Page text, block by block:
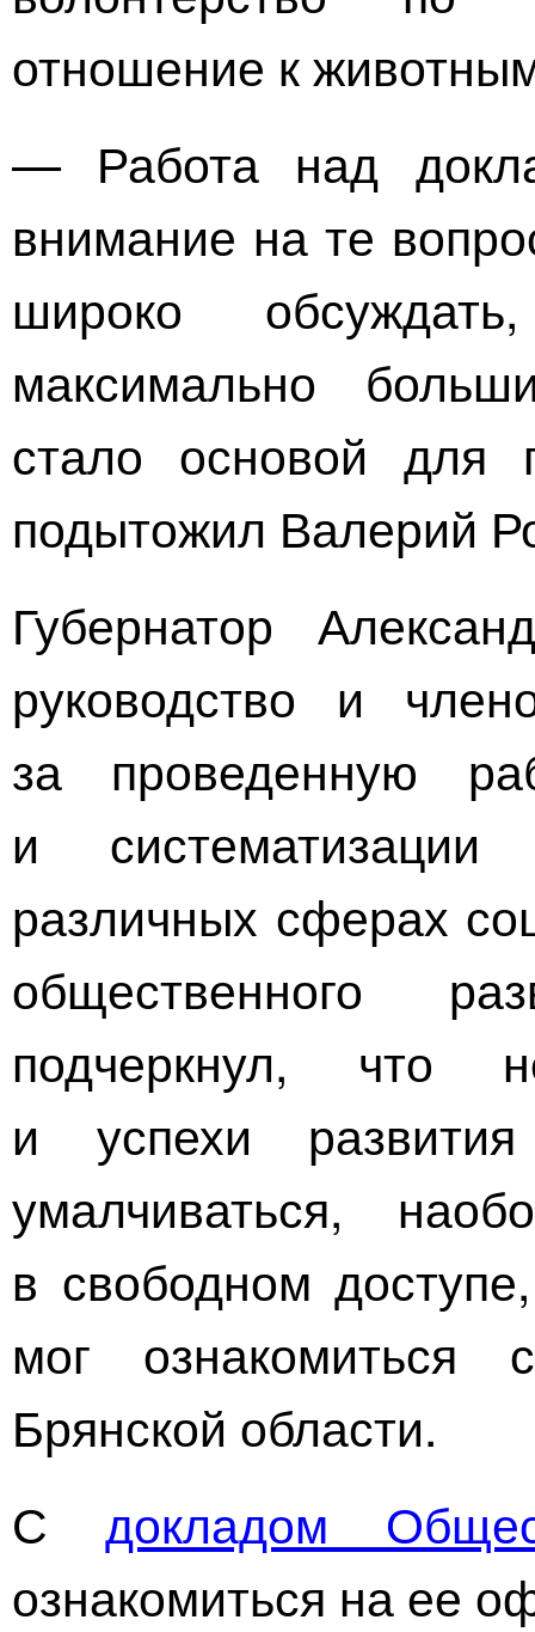
отношение к
— Работа над
внимание на те
широко
максимально
стало основой
подытожил Валерий
Губернатор
руководство и
за проведенную
и
различных сферах
общественного
подчеркнул, что
и успехи
умалчиваться,
в свободном
мог ознакомиться
Брянской области.
С докладом
ознакомиться на ее